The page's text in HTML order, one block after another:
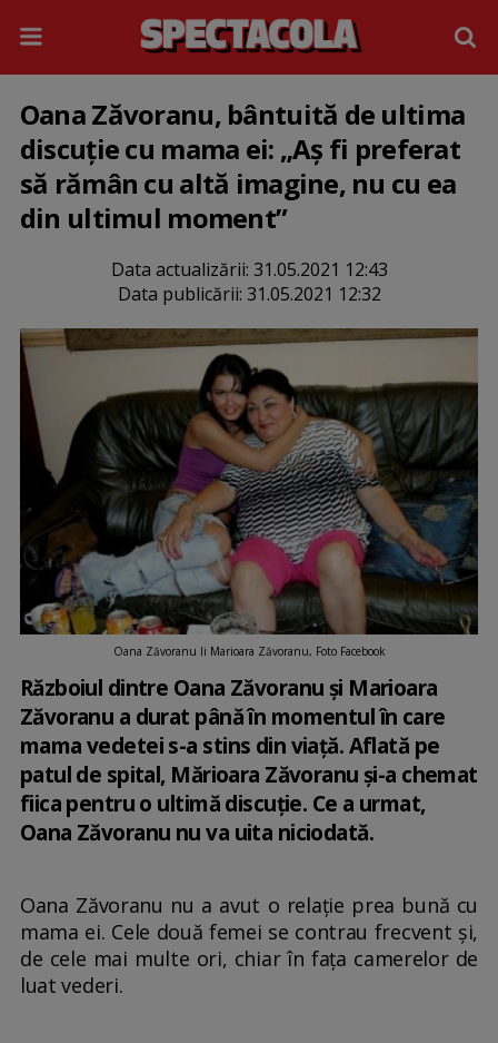
Oana Zăvoranu, bântuită de ultima
discuție cu mama ei: „Aș fi preferat
să rămân cu altă imagine, nu cu ea
din ultimul moment”
Data actualizării: 31.05.2021 12:43
Data publicării: 31.05.2021 12:32
Oana Zăvoranu li Marioara Zăvoranu, Foto Facebook
Războiul dintre Oana Zăvoranu și Marioara
Zăvoranu a durat până în momentul în care
mama vedetei s-a stins din viață. Aflată pe
patul de spital, Mărioara Zăvoranu și-a chemat
fiica pentru o ultimă discuție. Ce a urmat,
Oana Zăvoranu nu va uita niciodată.
Oana Zăvoranu nu a avut o relație prea bună cu
mama ei. Cele două femei se contrau frecvent și,
de cele mai multe ori, chiar în fața camerelor de
luat vederi.